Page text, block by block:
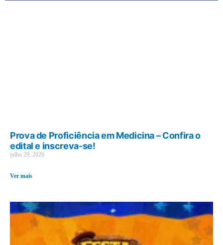
Prova de Proficiência em Medicina – Confira o
edital e inscreva-se!
julho 29, 2026
Ver mais